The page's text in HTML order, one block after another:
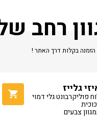
רחב
בקלות דרך האתר !
גלייז
פוליקרבונט גלי דמוי
צבעים